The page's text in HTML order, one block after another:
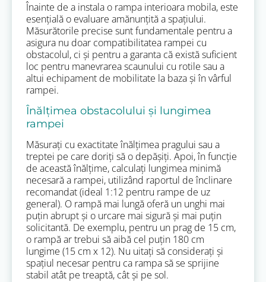
Înainte de a instala o rampa interioara mobila, este
esențială o evaluare amănunțită a spațiului.
Măsurătorile precise sunt fundamentale pentru a
asigura nu doar compatibilitatea rampei cu
obstacolul, ci și pentru a garanta că există suficient
loc pentru manevrarea scaunului cu rotile sau a
altui echipament de mobilitate la baza și în vârful
rampei.
Înălțimea obstacolului și lungimea
rampei
Măsurați cu exactitate înălțimea pragului sau a
treptei pe care doriți să o depășiți. Apoi, în funcție
de această înălțime, calculați lungimea minimă
necesară a rampei, utilizând raportul de înclinare
recomandat (ideal 1:12 pentru rampe de uz
general). O rampă mai lungă oferă un unghi mai
puțin abrupt și o urcare mai sigură și mai puțin
solicitantă. De exemplu, pentru un prag de 15 cm,
o rampă ar trebui să aibă cel puțin 180 cm
lungime (15 cm x 12). Nu uitați să considerați și
spațiul necesar pentru ca rampa să se sprijine
stabil atât pe treaptă, cât și pe sol.